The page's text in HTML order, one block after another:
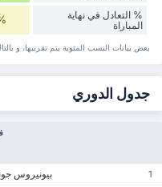
% التعادل في نهاية
المباراة
بعض بيانات ‏النسب المئوية يتم تقريبها، و
جدول الدوري
1 بيونيروس